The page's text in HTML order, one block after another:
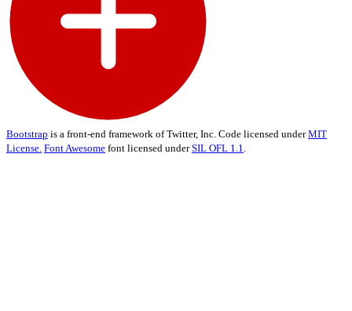
Bootstrap is a front-end framework of Twitter, Inc. Code licensed underMIT
License. Font Awesome font licensed underSIL OFL 1.1.